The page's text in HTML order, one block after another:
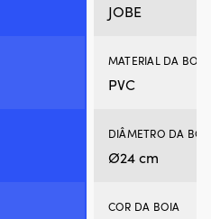
JOBE
MATERIAL DA BOIA
PVC
DIÂMETRO DA
Ø24 cm
COR DA BOIA